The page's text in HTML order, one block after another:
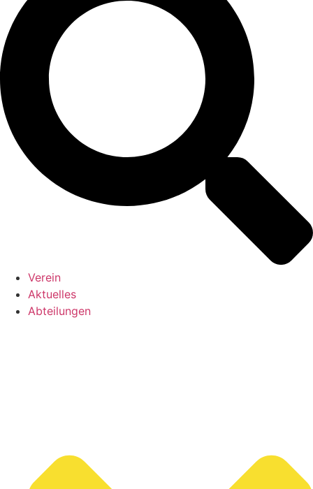
Verein
Aktuelles
Abteilungen